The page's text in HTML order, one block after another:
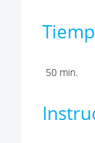
50 min.